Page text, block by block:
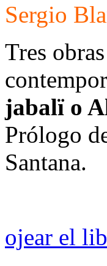
Sergio
Tres
jabalï o
Prólogo
Santana.
ojear el